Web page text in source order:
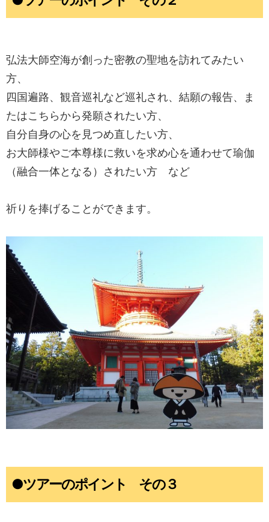
弘法大師空海が創った密教の聖地を訪れてみたい
方、
四国遍路、観音巡礼など巡礼され、結願の報告、ま
たはこちらから発願されたい方、
自分自身の心を見つめ直したい方、
お大師様やご本尊様に救いを求め心を通わせて瑜伽
（融合一体となる）されたい方 など
祈りを捧げることができます。
●ツアーのポイント その３